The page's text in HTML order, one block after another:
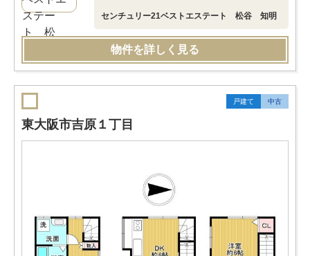
センチュリー21ベストエステート 松谷 知明
物件を詳しく見る
戸建て 中古
東大阪市吉原１丁目